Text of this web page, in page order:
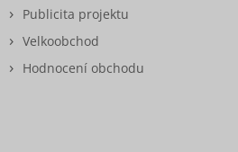
Publicita projektu
Velkoobchod
Hodnocení obchodu